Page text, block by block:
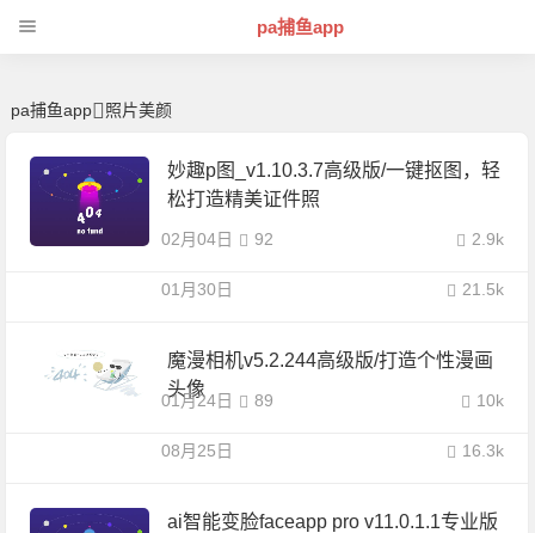
pa捕鱼app
pa捕鱼app 照片美颜
妙趣p图_v1.10.3.7高级版/一键抠图，轻
松打造精美证件照
02月04日 2.9k
92
01月30日 21.5k
魔漫相机v5.2.244高级版/打造个性漫画
头像
01月24日 10k
89
08月25日 16.3k
ai智能变脸faceapp pro v11.0.1.1专业版